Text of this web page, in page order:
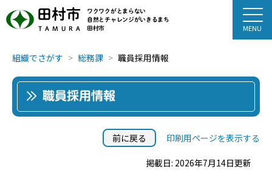
田村市
TAMURA
ワクワクがとまらない
自然とチャレンジがいきるまち
田村市
組織でさがす 総務課 職員採用情報
職員採用情報
前に戻る 印刷用ページを表示する
掲載日: 2026年7月14日更新